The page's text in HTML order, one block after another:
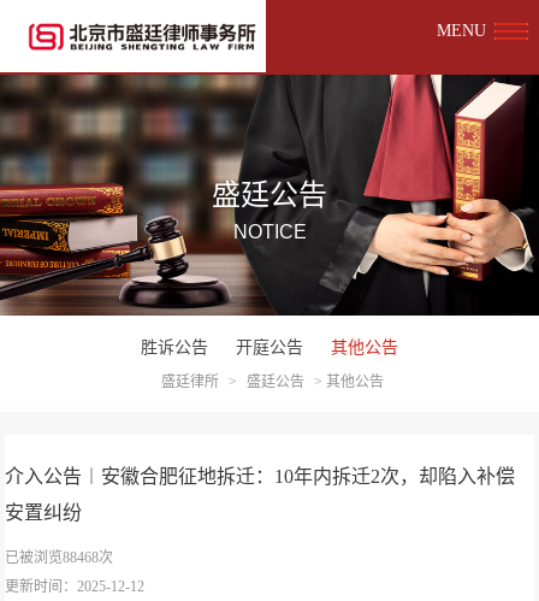
MENU
盛廷公告
NOTICE
胜诉公告 开庭公告 其他公告
盛廷律所 > 盛廷公告 > 其他公告
介入公告︱安徽合肥征地拆迁：10年内拆迁2次，却陷入补偿
安置纠纷
已被浏览88468次
更新时间：2025-12-12